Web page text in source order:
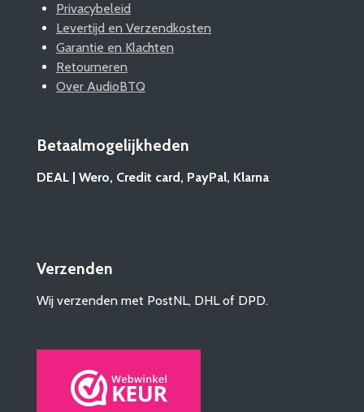
Privacybeleid
Levertijd en Verzendkosten
Garantie en Klachten
Retourneren
Over AudioBTQ
Betaalmogelijkheden
DEAL | Wero, Credit card, PayPal, Klarna
Verzenden
Wij verzenden met PostNL, DHL of DPD.